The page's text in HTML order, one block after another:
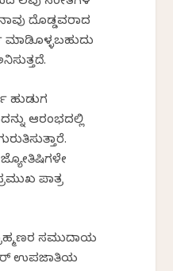
ದೊಡ್ಡವರಾದ
ಆರಂಭದಲ್ಲಿ
ಜ್ಯೋತಿಷಿಗಳೇ
ಪಾತ್ರ
ಸಮುದಾಯ
ಉಪಜಾತಿಯ